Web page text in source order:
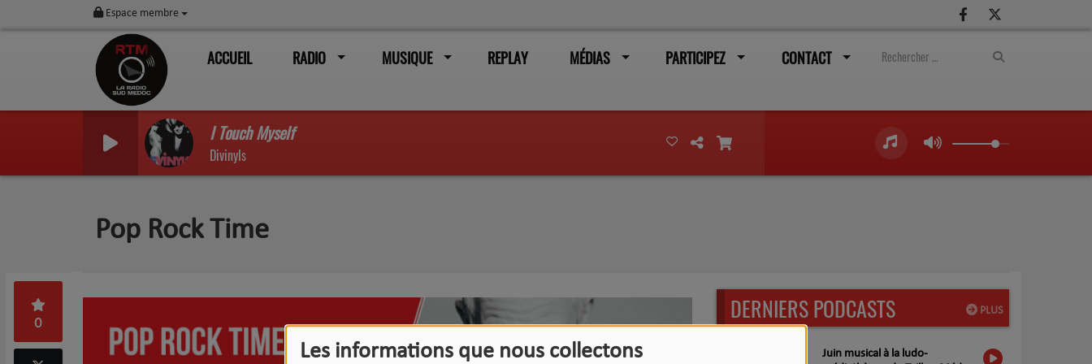
Les informations que nous collectons
Espace membre
ACCUEIL RADIO MUSIQUE REPLAY MÉDIAS PARTICIPEZ CONTACT
I Touch Myself
Divinyls
Pop Rock Time
0
PLUS
DERNIERS PODCASTS
Juin musical à la ludo-